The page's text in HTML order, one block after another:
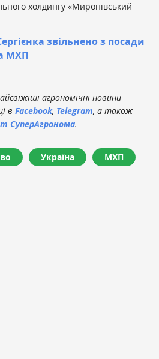
холдингу «Миронівський
звільнено з посади
МХП
агрономічні новини
в Facebook, Telegram, а також
СуперАгронома.
Україна МХП